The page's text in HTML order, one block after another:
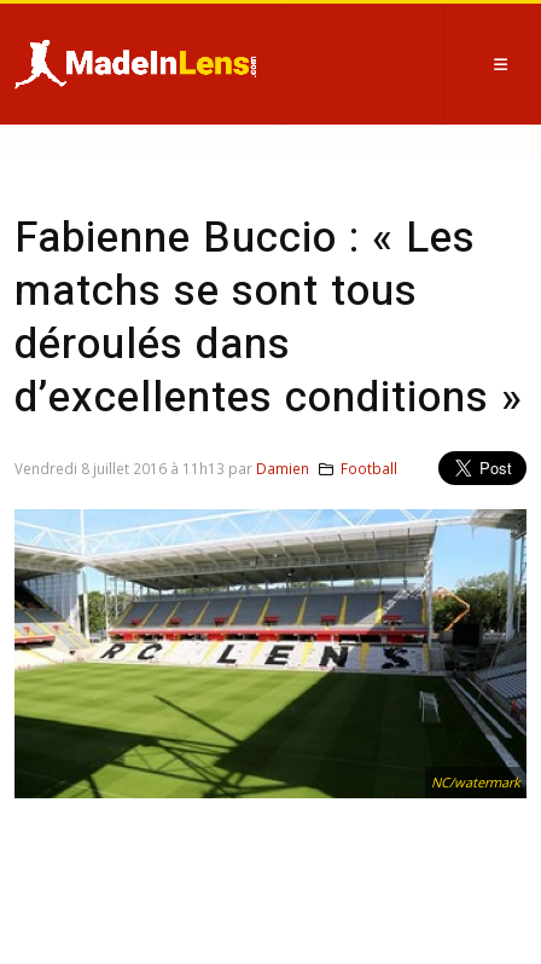
Fabienne Buccio : « Les
matchs se sont tous
déroulés dans
d’excellentes conditions »
NC/watermark
Vendredi 8 juillet 2016 à 11h13 par Damien Football